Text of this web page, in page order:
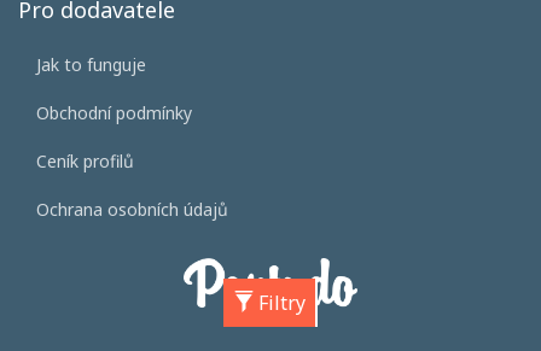
Filtry
Pro dodavatele
Jak to funguje
Obchodní podmínky
Ceník profilů
Ochrana osobních údajů